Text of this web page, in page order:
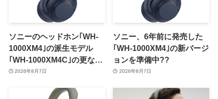
ソニーのヘッドホン｢WH-
1000XM4｣の派生モデル
｢WH-1000XM4C｣の更なる
情報が明らかに
2026年8月7日
ソニー、6年前に発売した
｢WH-1000XM4｣の新バージ
ョンを準備中??
2026年8月7日